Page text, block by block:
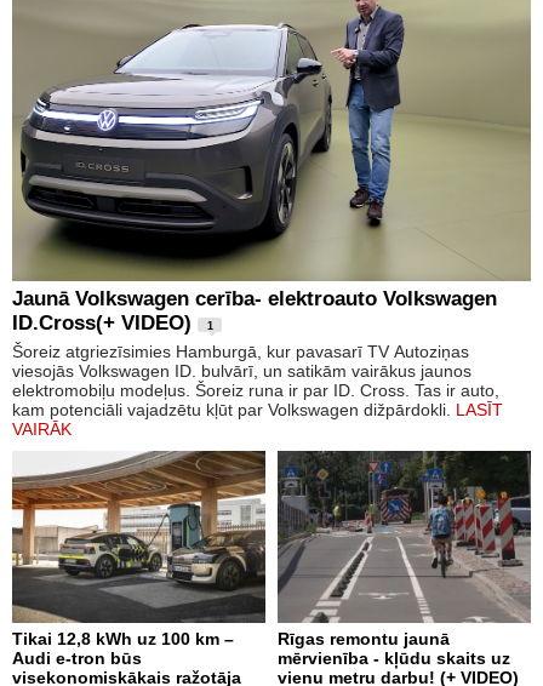
Jaunā Volkswagen cerība- elektroauto Volkswagen
ID.Cross(+ VIDEO)
1
Šoreiz atgriezīsimies Hamburgā, kur pavasarī TV Autoziņas
viesojās Volkswagen ID. bulvārī, un satikām vairākus jaunos
elektromobiļu modeļus. Šoreiz runa ir par ID. Cross. Tas ir auto,
kam potenciāli vajadzētu kļūt par Volkswagen dižpārdokli. LASĪT
VAIRĀK
Tikai 12,8 kWh uz 100 km –
Audi e-tron būs
visekonomiskākais ražotāja
Rīgas remontu jaunā
mērvienība - kļūdu skaits uz
vienu metru darbu! (+ VIDEO)